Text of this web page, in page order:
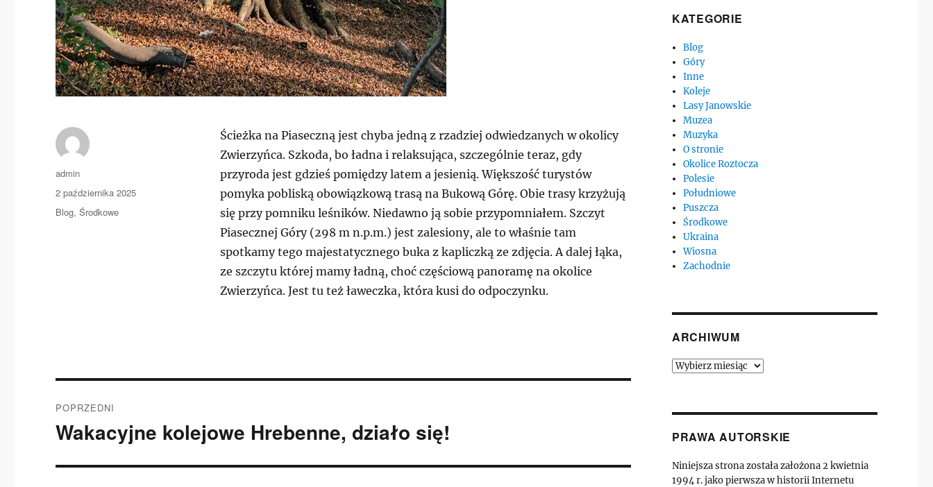
Ścieżka na Piaseczną jest chyba jedną z rzadziej odwiedzanych w okolicy
Zwierzyńca. Szkoda, bo ładna i relaksująca, szczególnie teraz, gdy
przyroda jest gdzieś pomiędzy latem a jesienią. Większość turystów
pomyka pobliską obowiązkową trasą na Bukową Górę. Obie trasy krzyżują
się przy pomniku leśników. Niedawno ją sobie przypomniałem. Szczyt
Piasecznej Góry (298 m n.p.m.) jest zalesiony, ale to właśnie tam
spotkamy tego majestatycznego buka z kapliczką ze zdjęcia. A dalej łąka,
ze szczytu której mamy ładną, choć częściową panoramę na okolice
Zwierzyńca. Jest tu też ławeczka, która kusi do odpoczynku.
Autor
admin
Data
publikacji
2 października 2025
Kategorie
Blog,Środkowe
wpisu
POPRZEDNI
Poprzedni
Wakacyjne kolejowe Hrebenne, działo się!
KATEGORIE
Blog
Góry
Inne
Koleje
Lasy Janowskie
Muzea
Muzyka
O stronie
Okolice Roztocza
Polesie
Południowe
Puszcza
Środkowe
Ukraina
Wiosna
Zachodnie
ARCHIWUM
Archiwum
PRAWA AUTORSKIE
Niniejsza strona została założona 2 kwietnia
1994 r. jako pierwsza w historii Internetu